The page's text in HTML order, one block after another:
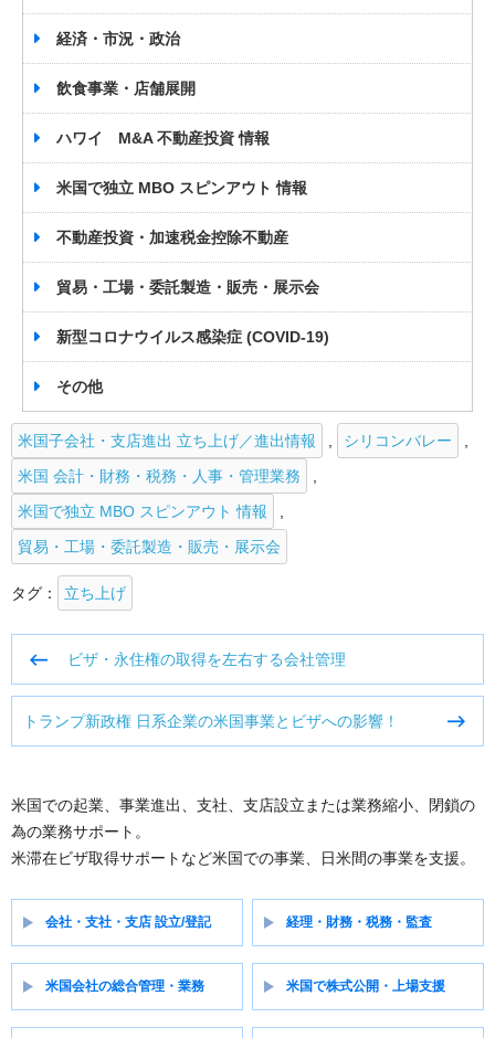
経済・市況・政治
飲食事業・店舗展開
ハワイ M&A 不動産投資 情報
米国で独立 MBO スピンアウト 情報
不動産投資・加速税金控除不動産
貿易・工場・委託製造・販売・展示会
新型コロナウイルス感染症 (COVID-19)
その他
米国子会社・支店進出 立ち上げ／進出情報 シリコンバレー
米国 会計・財務・税務・人事・管理業務
米国で独立 MBO スピンアウト 情報
貿易・工場・委託製造・販売・展示会
タグ： 立ち上げ
ナ
ゲ
シ
ョ
ン
ビザ・永住権の取得を左右する会社管理
トランプ新政権 日系企業の米国事業とビザへの影響！
米国での起業、事業進出、支社、支店設立または業務縮小、閉鎖の
為の業務サポート。
米滞在ビザ取得サポートなど米国での事業、日米間の事業を支援。
会社・支社・支店 設立/登記 経理・財務・税務・監査
米国会社の総合管理・業務 米国で株式公開・上場支援